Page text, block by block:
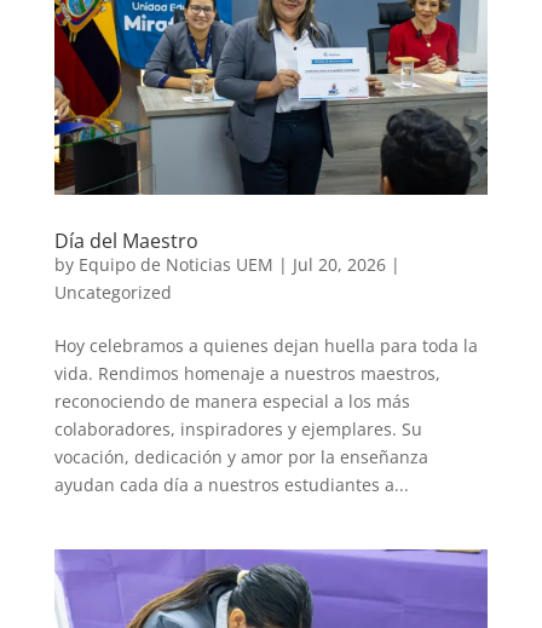
Día del Maestro
by Equipo de Noticias UEM | Jul 20, 2026|
Uncategorized
Hoy celebramos a quienes dejan huella para toda la
vida. Rendimos homenaje a nuestros maestros,
reconociendo de manera especial a los más
colaboradores, inspiradores y ejemplares. Su
vocación, dedicación y amor por la enseñanza
ayudan cada día a nuestros estudiantes a...